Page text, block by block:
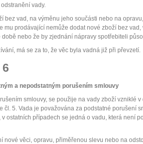
vady.
vad, na výměnu jeho součásti nebo na
prodávající nemůže dodat nové zboží bez vad,
nebo že by zjednání nápravy spotřebiteli
má se za to, že věc byla vadná již při převzetí.
a nepodstatným porušením smlouvy
smlouvy, se použije na vady zboží vzniklé v
5. Vada je považována za podstatné porušení
ostatních případech se jedná o vadu, která není
věci, opravu, přiměřenou slevu nebo na